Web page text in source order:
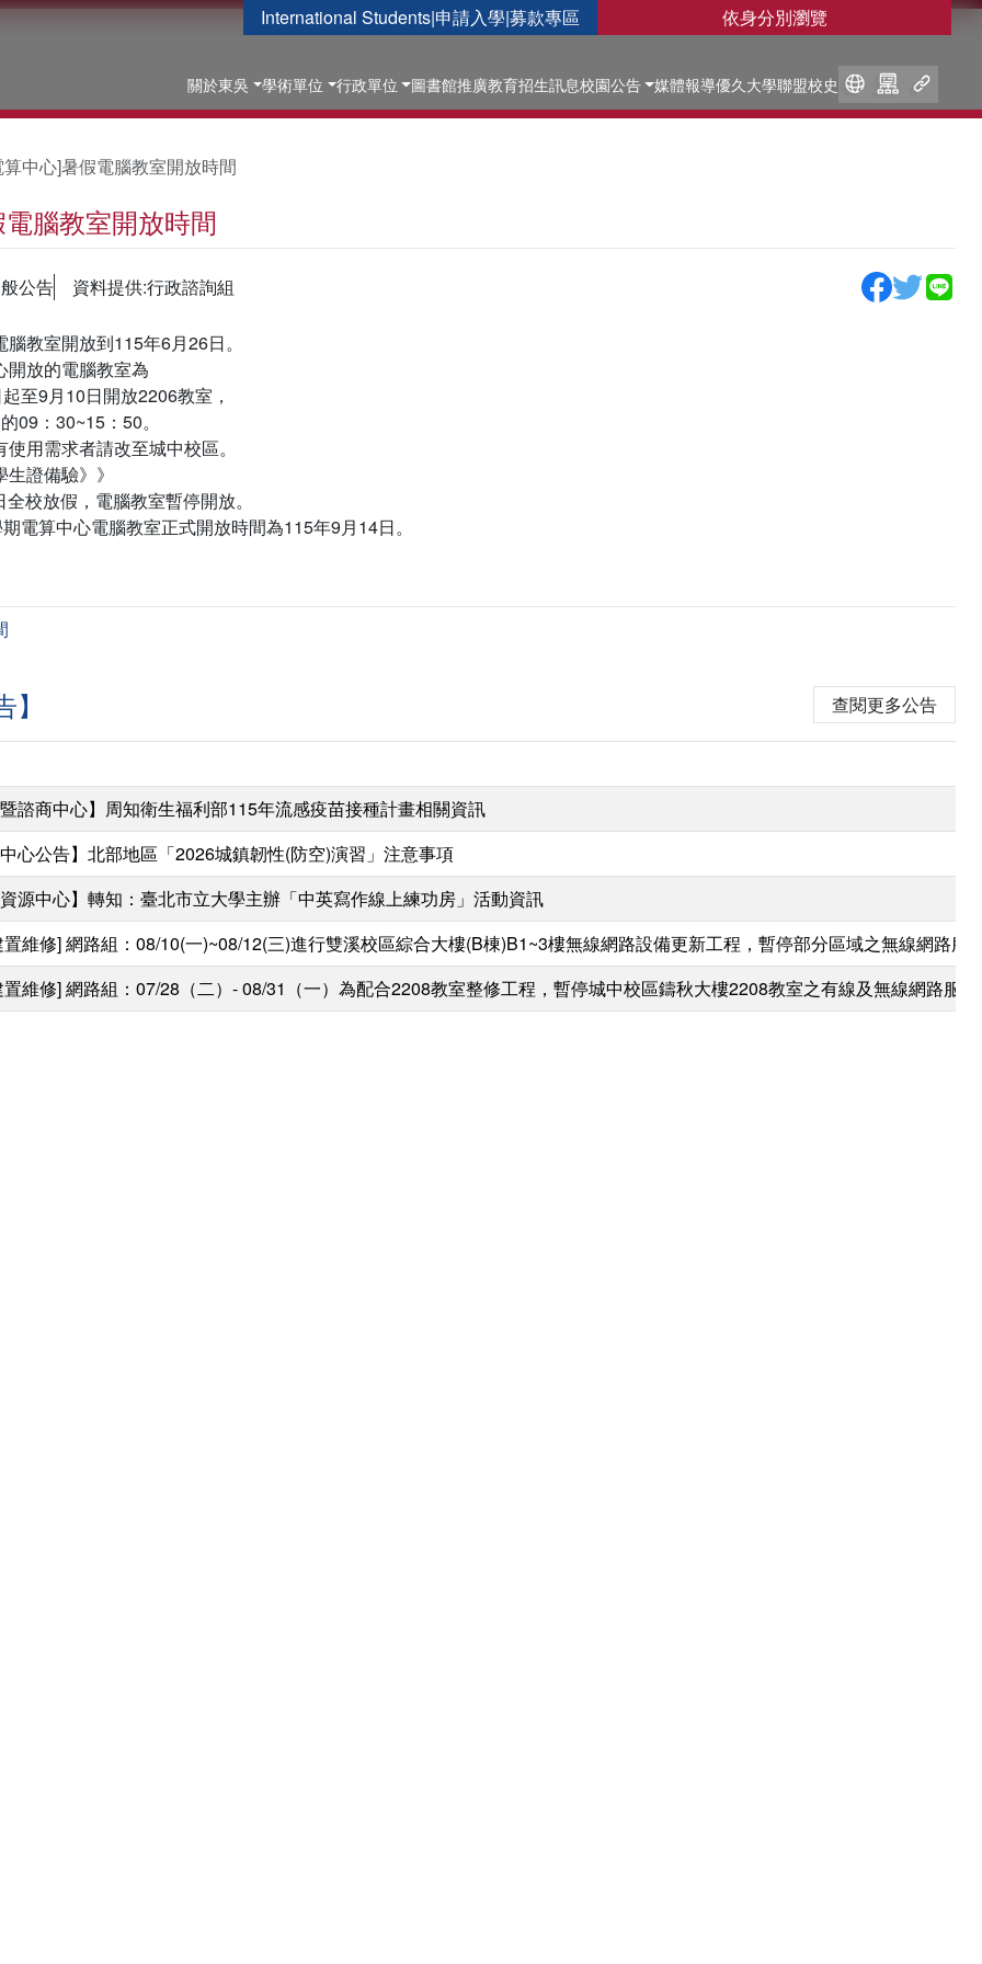
International Students|申請入學|募款專區 依身分別瀏覽
關於東吳 學術單位 行政單位 圖書館推廣教育招生訊息校園公告 媒體報導優久大學聯盟校史
算中心]暑假電腦教室開放時間
腦教室開放時間
公告 資料提供:行政諮詢組
教室開放到115年6月26日。
開放的電腦教室為
至9月10日開放2206教室，
09：30~15：50。
用需求者請改至城中校區。
證備驗》》
校放假，電腦教室暫停開放。
電算中心電腦教室正式開放時間為115年9月14日。
查閱更多公告
暨諮商中心】周知衛生福利部115年流感疫苗接種計畫相關資訊
中心公告】北部地區「2026城鎮韌性(防空)演習」注意事項
資源中心】轉知：臺北市立大學主辦「中英寫作線上練功房」活動資訊
置維修] 網路組：08/10(一)~08/12(三)進行雙溪校區綜合大樓(B棟)B1~3樓無線網路設備更新工程，暫停部分區域之無線網路服
置維修] 網路組：07/28（二）- 08/31（一）為配合2208教室整修工程，暫停城中校區鑄秋大樓2208教室之有線及無線網路服